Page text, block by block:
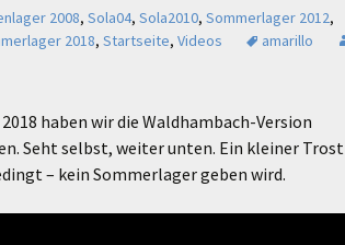
2008, Sola04, Sola2010, Sommerlager 2012,
2018, Startseite, Videos
amarillo
haben wir die Waldhambach-Version
Seht selbst, weiter unten. Ein kleiner Trost
– kein Sommerlager geben wird.